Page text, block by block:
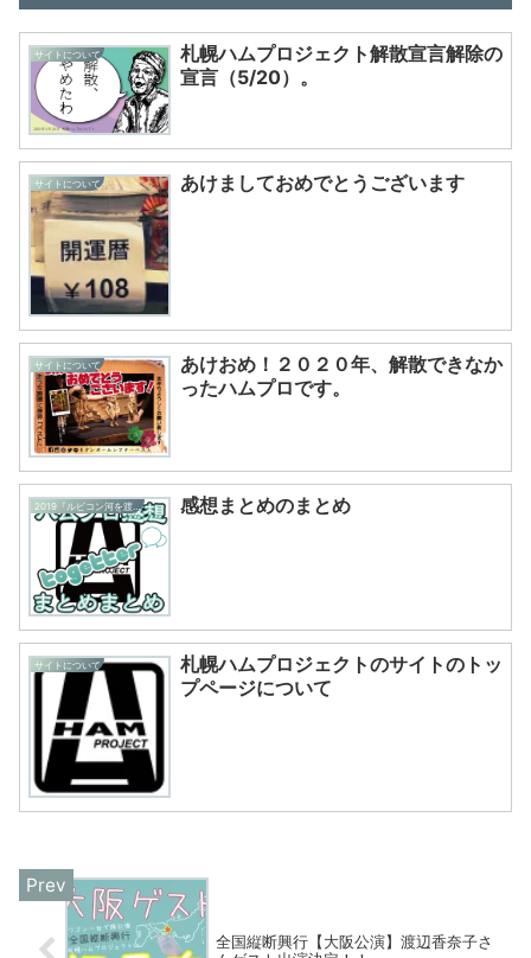
サイトについて
札幌ハムプロジェクト解散宣言解除の
宣言（5/20）。
サイトについて あけましておめでとうございます
サイトについて
あけおめ！２０２０年、解散できなか
ったハムプロです。
2019『ルビコン河を渡る』 感想まとめのまとめ
サイトについて
札幌ハムプロジェクトのサイトのトッ
プページについて
全国縦断興行【大阪公演】渡辺香奈子さ